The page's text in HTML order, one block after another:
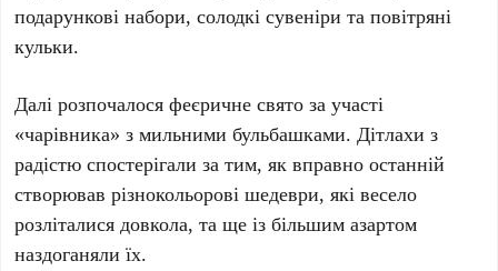
подарункові набори, солодкі сувеніри та повітряні
кульки.
Далі розпочалося феєричне свято за участі
«чарівника» з мильними бульбашками. Дітлахи з
радістю спостерігали за тим, як вправно останній
створював різнокольорові шедеври, які весело
розліталися довкола, та ще із більшим азартом
наздоганяли їх.